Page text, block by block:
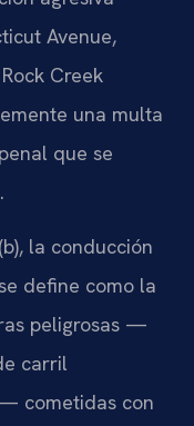
Avenue,
Creek
una multa
que se
la conducción
define como la
peligrosas —
carril
cometidas con